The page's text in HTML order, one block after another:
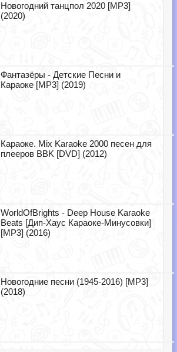
Новогодний танцпол 2020 [MP3]
(2020)
Фантазёры - Детские Песни и
Караоке [MP3] (2019)
Караоке. Mix Karaoke 2000 песен для
плееров BBK [DVD] (2012)
WorldOfBrights - Deep House Karaoke
Beats [Дип-Хаус Караоке-Минусовки]
[MP3] (2016)
Новогодние песни (1945-2016) [MP3]
(2018)